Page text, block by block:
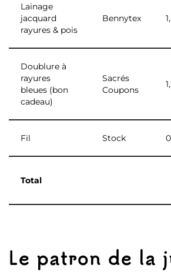
Lainage
jacquard
rayures & pois
Bennytex
Doublure à
rayures
bleues (bon
cadeau)
Sacrés
Coupons
Fil Stock 0
Total
Le patron de la